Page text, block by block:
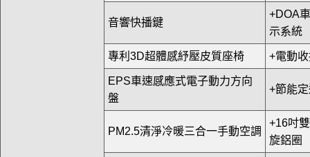
音響快播鍵
+DOA
示系統
專利3D超體感紓壓皮質座椅 +電動
EPS車速感應式電子動力方向
盤
+節能
PM2.5清淨冷暖三合一手動空調
+16吋
旋鋁圈